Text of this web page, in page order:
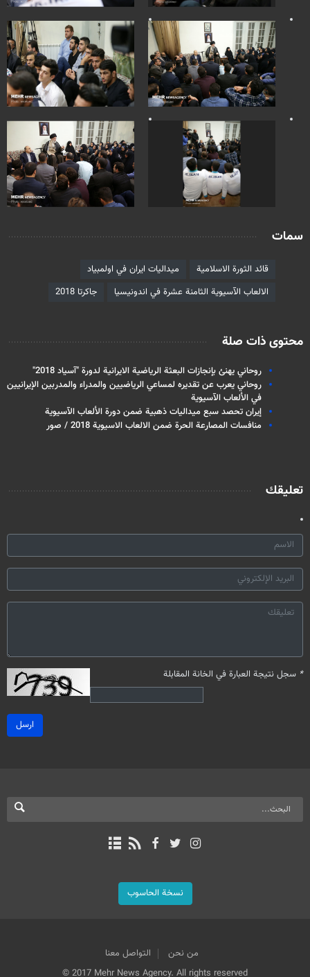
سمات
قائد الثورة الاسلامية
ميداليات ايران في اولمبياد
الالعاب الآسيوية الثامنة عشرة في اندونيسيا
جاكرتا 2018
محتوى ذات صلة
روحاني يهنئ بإنجازات البعثة الرياضية الايرانية لدورة "آسياد 2018"
روحاني يعرب عن تقديره لمساعي الرياضيين والمدراء والمدربين الإيرانيين
في الألعاب الآسيوية
إيران تحصد سبع ميداليات ذهبية ضمن دورة الألعاب الآسيوية
منافسات المصارعة الحرة ضمن الالعاب الاسيوية 2018 / صور
تعليقك
* سجل نتيجة العبارة في الخانة المقابلة
ارسل
نسخة الحاسوب
من نحن
التواصل معنا
© 2017 Mehr News Agency. All rights reserved